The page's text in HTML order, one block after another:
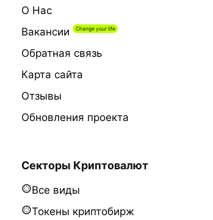
О Нас
Вакансии
Обратная связь
Карта сайта
Отзывы
Обновления проекта
Секторы Криптовалют
Все виды
Токены криптобирж